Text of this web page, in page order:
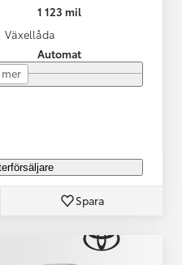
1 123 mil
Växellåda
Automat
mer
Spara